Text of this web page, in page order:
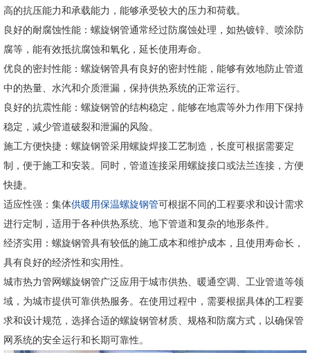
高的抗压能力和承载能力，能够承受较大的压力和荷载。
良好的耐腐蚀性能：螺旋钢管通常经过防腐蚀处理，如热镀锌、喷涂防
腐等，能有效抵抗腐蚀和氧化，延长使用寿命。
优良的密封性能：螺旋钢管具有良好的密封性能，能够有效地防止管道
中的热量、水汽和介质泄漏，保持供热系统的正常运行。
良好的抗震性能：螺旋钢管的结构稳定，能够在地震等外力作用下保持
稳定，减少管道破裂和泄漏的风险。
施工方便快捷：螺旋钢管采用螺旋焊接工艺制造，长度可根据需要定
制，便于施工和安装。同时，管道连接采用螺旋接口或法兰连接，方便
快捷。
适应性强：集体供暖用保温螺旋钢管可根据不同的工程要求和设计需求
进行定制，适用于各种供热系统、地下管道和复杂的地形条件。
经济实用：螺旋钢管具有较低的施工成本和维护成本，且使用寿命长，
具有良好的经济性和实用性。
城市热力管网螺旋钢管广泛应用于城市供热、暖通空调、工业管道等领
域，为城市提供可靠供热服务。在使用过程中，需要根据具体的工程要
求和设计规范，选择合适的螺旋钢管材质、规格和防腐方式，以确保管
网系统的安全运行和长期可靠性。